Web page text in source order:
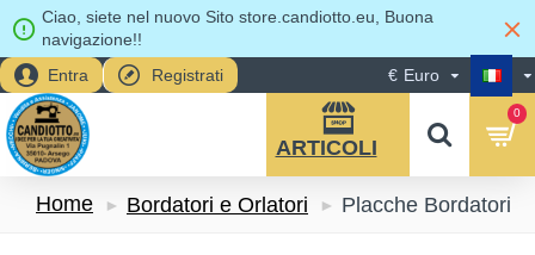
Ciao, siete nel nuovo Sito store.candiotto.eu, Buona
navigazione!!
Entra
Registrati € Euro
0
Home Bordatori e Orlatori Placche Bordatori